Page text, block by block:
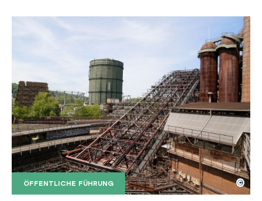
ÖFFENTLICHE FÜHRUNG
Der Erzschrägaufzug der Völklinger Hütte mit
Copyright: Weltkulturerbe Völklinger Hütte | Karl
©